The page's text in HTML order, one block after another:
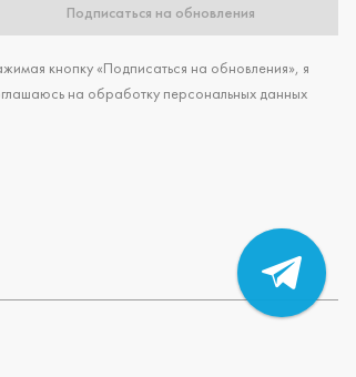
Подписаться на обновления
кнопку «Подписаться на обновления», я
на обработку персональных данных